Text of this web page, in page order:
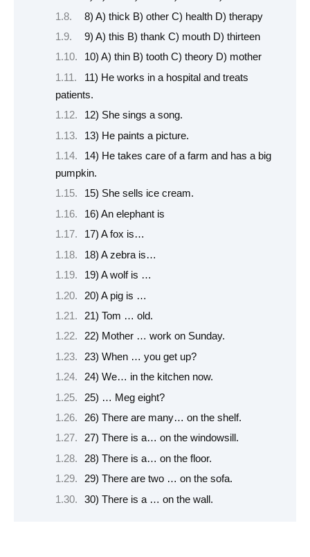
8) A) thick B) other C) health D) therapy
9) A) this B) thank C) mouth D) thirteen
10) A) thin B) tooth C) theory D) mother
11) He works in a hospital and treats
patients.
12) She sings a song.
13) He paints a picture.
14) He takes care of a farm and has a big
pumpkin.
15) She sells ice cream.
16) An elephant is
17) A fox is…
18) A zebra is…
19) A wolf is …
20) A pig is …
21) Tom … old.
22) Mother … work on Sunday.
23) When … you get up?
24) We… in the kitchen now.
25) … Meg eight?
26) There are many… on the shelf.
27) There is a… on the windowsill.
28) There is a… on the floor.
29) There are two … on the sofa.
30) There is a … on the wall.